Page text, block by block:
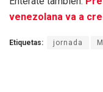
venezolana va a
Etiquetas: jornada